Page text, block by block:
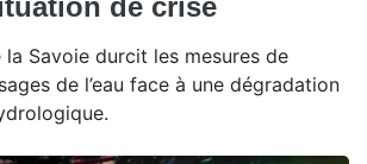
de crise
Savoie durcit les mesures de
de l’eau face à une dégradation